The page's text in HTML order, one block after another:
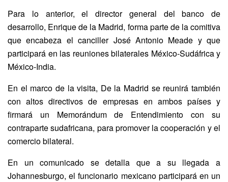
Para lo anterior, el director general del banco de
desarrollo, Enrique de la Madrid, forma parte de la comitiva
que encabeza el canciller José Antonio Meade y que
participará en las reuniones bilaterales México-Sudáfrica y
México-India.
En el marco de la visita, De la Madrid se reunirá también
con altos directivos de empresas en ambos países y
firmará un Memorándum de Entendimiento con su
contraparte sudafricana, para promover la cooperación y el
comercio bilateral.
En un comunicado se detalla que a su llegada a
Johannesburgo, el funcionario mexicano participará en un